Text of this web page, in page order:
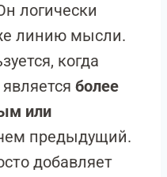
логически
линию мысли.
когда
более
или
предыдущий.
добавляет